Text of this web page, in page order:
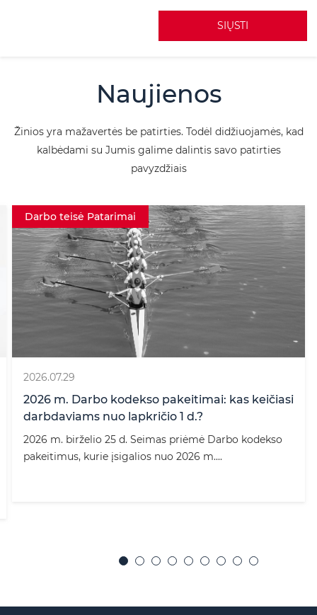
t
r
n
i
v
e
:
Naujienos
Žinios yra mažavertės be patirties. Todėl didžiuojamės, kad
kalbėdami su Jumis galime dalintis savo patirties
pavyzdžiais
Darbo teisė Patarimai
2026.07.29
2026 m. Darbo kodekso pakeitimai: kas keičiasi
darbdaviams nuo lapkričio 1 d.?
2026 m. birželio 25 d. Seimas priėmė Darbo kodekso
pakeitimus, kurie įsigalios nuo 2026 m....